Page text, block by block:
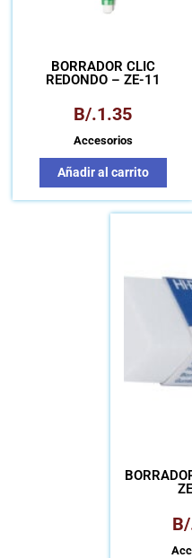
BORRADOR CLIC
REDONDO – ZE-11
B/.1.35
Accesorios
Añadir al carrito